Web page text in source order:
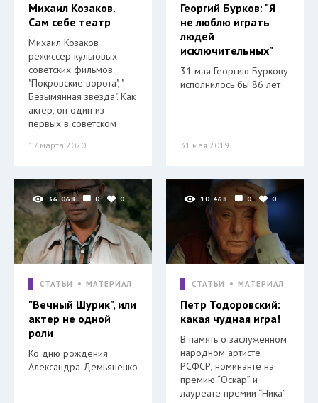
Михаил Козаков.
Сам себе театр
Михаил Козаков
режиссер культовых
советских фильмов
"Покровские ворота", "
Безымянная звезда". Как
актер, он один из
первых в советском
17 марта 2020
Георгий Бурков: "Я
не люблю играть
людей
исключительных"
31 мая Георгию Буркову
исполнилось бы 86 лет
31 мая 2019
36 068 0 0
СТАТЬИ МАТЕРИАЛ
"Вечный Шурик", или
актер не одной
роли
Ко дню рождения
Александра Демьяненко
10 468 0 0
СТАТЬИ МАТЕРИАЛ
Петр Тодоровский:
какая чудная игра!
В память о заслуженном
народном артисте
РСФСР, номинанте на
премию “Оскар” и
лауреате премии “Ника”